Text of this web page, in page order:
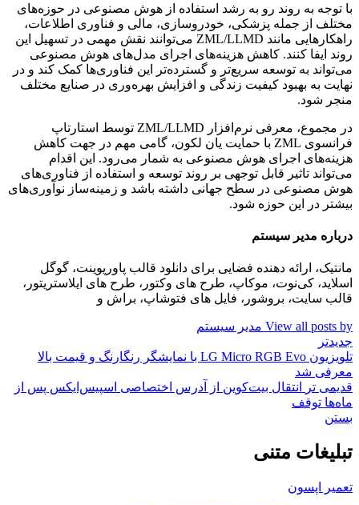
با توجه به روند رو به رشد استفاده از هوش مصنوعی در حوزه‌های
مختلف از جمله پزشکی، خودروسازی، مالی و فناوری اطلاعات،
راهکارهایی مانند ZML/LLMD می‌توانند نقش مهمی در تسهیل این
روند ایفا کنند. کاهش هزینه‌های اجرای مدل‌های هوش مصنوعی
می‌تواند به توسعه سریع‌تر و گسترده‌تر این فناوری‌ها کمک کند و در
نهایت به بهبود کیفیت زندگی و افزایش بهره‌وری در صنایع مختلف
منجر شود.
در مجموع، معرفی نرم‌افزار ZML/LLMD توسط استارتاپ
فرانسوی ZML با حمایت یان لکون، گامی مهم در جهت کاهش
هزینه‌های اجرای هوش مصنوعی به شمار می‌رود. این اقدام
می‌تواند تاثیر قابل توجهی بر روند توسعه و استفاده از فناوری‌های
هوش مصنوعی در سطح جهانی داشته باشد و زمینه‌ساز نوآوری‌های
بیشتر در این حوزه شود.
درباره مدیر سیستم
مانتیک، ارائه دهنده فضایی برای دانلود قالب پاورپوینت، گوگل
اسلاید، کی‌نوت، موکاپ، طرح های وکتور، طرح های ایلاستریتور،
قالب سایت، بروشور، فایل های فتوشاپ، براش و
View all posts by مدیر سیستم
جدیدتر
تلویزیون LG Micro RGB Evo با نمایشگر رنگارنگ و قیمت بالا
معرفی شد
قدیمی تر
انتقال بیت‌کوین از آدرس اختصاصی اسپیس‌ایکس پس از
ماه‌ها توقف
بستن
تبلیغات متنی
تعمیر اپسون